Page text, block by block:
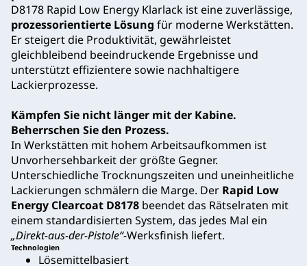
D8178 Rapid Low Energy Klarlack ist eine zuverlässige,
prozessorientierte Lösung für moderne Werkstätten.
Er steigert die Produktivität, gewährleistet
gleichbleibend beeindruckende Ergebnisse und
unterstützt effizientere sowie nachhaltigere
Lackierprozesse.
Kämpfen Sie nicht länger mit der Kabine.
Beherrschen Sie den Prozess.
In Werkstätten mit hohem Arbeitsaufkommen ist
Unvorhersehbarkeit der größte Gegner.
Unterschiedliche Trocknungszeiten und uneinheitliche
Lackierungen schmälern die Marge. Der Rapid Low
Energy Clearcoat D8178 beendet das Rätselraten mit
einem standardisierten System, das jedes Mal ein
„Direkt-aus-der-Pistole“-Werksfinish liefert.
Technologien
Lösemittelbasiert